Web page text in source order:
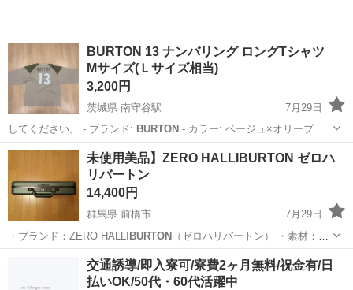
BURTON 13 ナンバリング ロングTシャツ
Mサイズ(Ｌサイズ相当)
3,200円
茨城県 南守谷駅
7月29日
してください。 - ブランド: BURTON - カラー: ベージュ×オリーブ…
茨城 守谷市 南守谷駅
未使用美品】ZERO HALLIBURTON ゼロハ
リバートン
14,400円
群馬県 前橋市
7月29日
・ブランド：ZERO HALLI
BURTON
（ゼロハリバートン） ・素材：ポ
リ…
バッグ
交通誘導/即入寮可/寮費2ヶ月無料/祝金有/日
払いOK/50代・60代活躍中